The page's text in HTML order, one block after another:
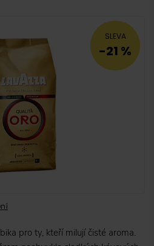
SLEVA
-21 %
pro ty, kteří milují čisté aroma.